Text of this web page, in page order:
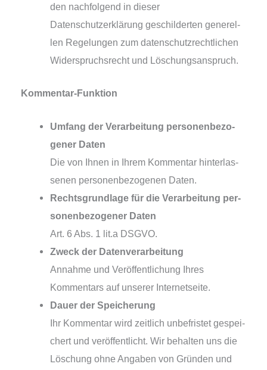
den nach­fol­gend in die­ser
Datenschutzerklärung geschil­der­ten gene­rel­
len Regelungen zum daten­schutz­recht­li­chen
Widerspruchsrecht und Löschungsanspruch.
Kommentar-Funktion
Umfang der Verarbeitung per­so­nen­be­zo­
ge­ner Daten
Die von Ihnen in Ihrem Kommentar hin­ter­las­
se­nen per­so­nen­be­zo­ge­nen Daten.
Rechtsgrundlage für die Verarbeitung per­
so­nen­be­zo­ge­ner Daten
Art. 6 Abs. 1 lit.a DSGVO.
Zweck der Datenverarbeitung
Annahme und Veröffentlichung Ihres
Kommentars auf unse­rer Internetseite.
Dauer der Speicherung
Ihr Kommentar wird zeit­lich unbe­fris­tet gespei­
chert und ver­öf­fent­licht. Wir behal­ten uns die
Löschung ohne Angaben von Gründen und